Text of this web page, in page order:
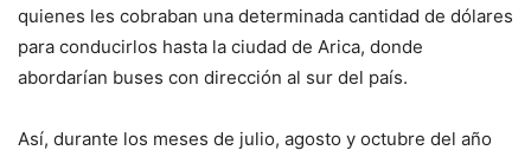
quienes les cobraban una determinada cantidad de dólares
para conducirlos hasta la ciudad de Arica, donde
abordarían buses con dirección al sur del país.
Así, durante los meses de julio, agosto y octubre del año